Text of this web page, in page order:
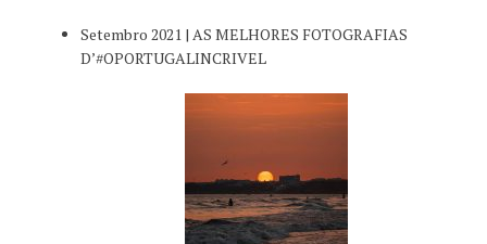
Setembro 2021 | AS MELHORES FOTOGRAFIAS
D’#OPORTUGALINCRIVEL